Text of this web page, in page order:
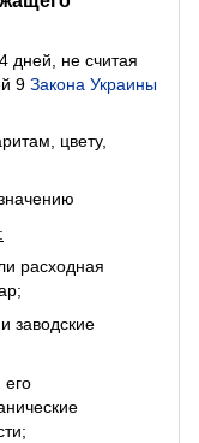
дней, не считая
9 Закона Украины
цвету,
расходная
заводские
его